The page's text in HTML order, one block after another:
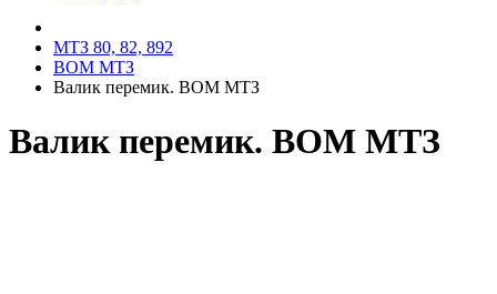
МТЗ 80, 82, 892
ВОМ МТЗ
Валик перемик. ВОМ МТЗ
Валик перемик. ВОМ МТЗ